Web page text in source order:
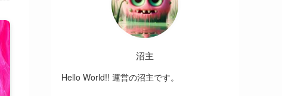
沼主
Hello World!! 運営の沼主です。